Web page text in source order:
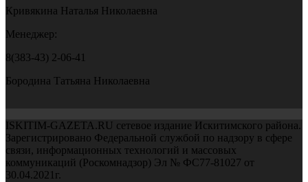
Кривякина Наталья Николаевна
Менеджер:
8(383-43) 2-06-41
Бородина Татьяна Николаевна
ISKITIM-GAZETA.RU сетевое издание Искитимского района.
Зарегистрировано Федеральной службой по надзору в сфере
связи, информационных технологий и массовых
коммуникаций (Роскомнадзор) Эл № ФС77-81027 от
30.04.2021г.